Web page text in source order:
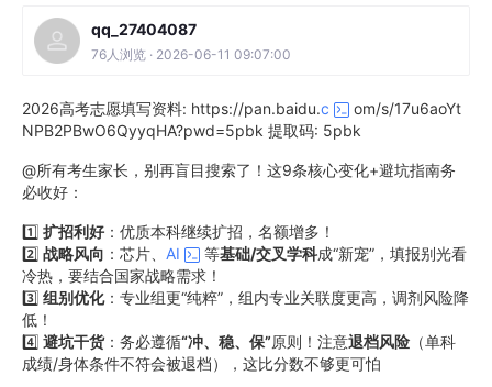
qq_27404087
76人浏览 · 2026-06-11 09:07:00
2026高考志愿填写资料: https://pan.baidu.c
om/s/17u6aoYt
NPB2PBwO6QyyqHA?pwd=5pbk 提取码: 5pbk
@所有考生家长，别再盲目搜索了！这9条核心变化+避坑指南务
必收好：
1️⃣ 扩招利好 ：优质本科继续扩招，名额增多！
2️⃣ 战略风向 ：芯片、 AI 等基础/交叉学科成“新宠”，填报别光看
冷热，要结合国家战略需求！
3️⃣ 组别优化：专业组更“纯粹”，组内专业关联度更高，调剂风险降
低！
4️⃣ 避坑干货：务必遵循“冲、稳、保”原则！注意退档风险 （单科
成绩/身体条件不符会被退档），这比分数不够更可怕